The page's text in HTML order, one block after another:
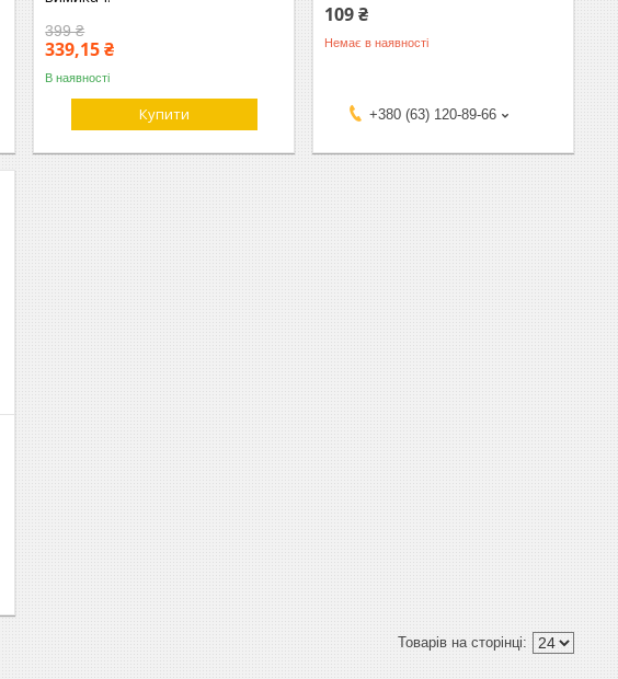
399 ₴
339,15 ₴
В наявності
Купити
109 ₴
Немає в наявності
+380 (63) 120-89-66